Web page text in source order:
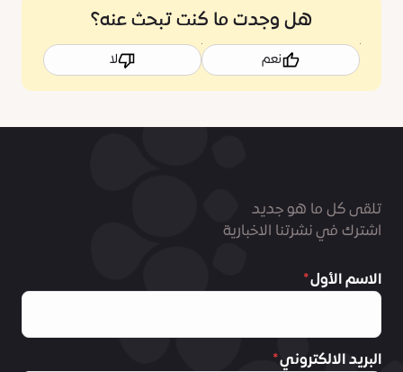
هل وجدت ما كنت تبحث عنه؟
نعم لا
تلقى كل ما هو جديد
اشترك في نشرتنا الاخبارية
الاسم الأول
البريد الالكتروني